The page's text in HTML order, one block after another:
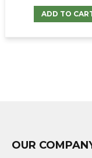
ADD TO
OUR